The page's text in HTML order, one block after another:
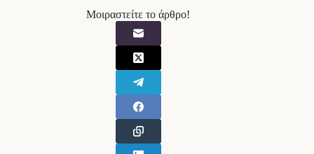
Μοιραστείτε το άρθρο!